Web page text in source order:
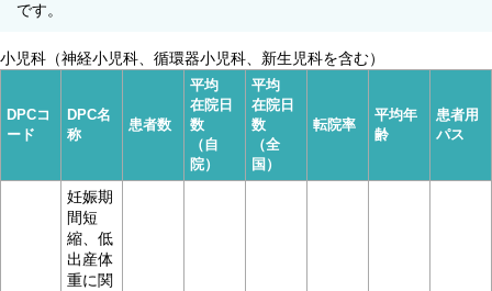
です。
小児科（神経小児科、循環器小児科、新生児科を含む）
DPCコ
ード
DPC名
称
患者数
平均
在院日
数
（自
院）
平均
在院日
数
（全
国）
転院率
平均年
齢
患者用
パス
妊娠期
間短
縮、低
出産体
重に関